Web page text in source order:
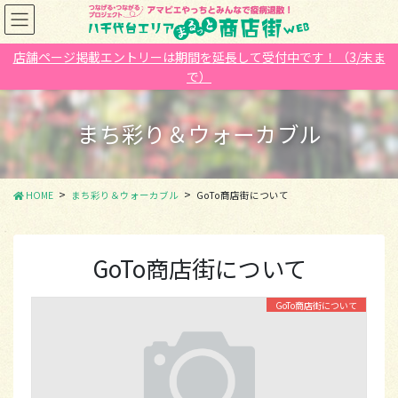
コ
ン
テ
移
動
ナ
ビ
ゲ
ン
に
移
動
店舗ページ掲載エントリーは期間を延長して受付中です！（3/末ま
で）
まち彩り＆ウォーカブル
HOME まち彩り＆ウォーカブル GoTo商店街について
GoTo商店街について
GoTo商店街について